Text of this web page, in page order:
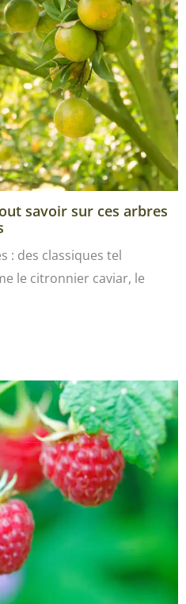
savoir sur ces arbres
: des classiques tel
le citronnier caviar, le